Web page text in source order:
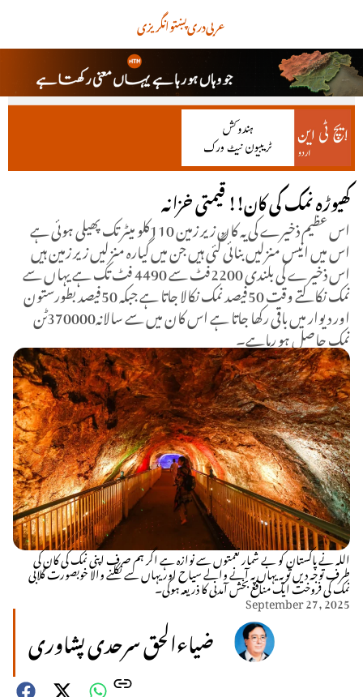
انگریزیپښتودریعربی
کھیوڑہ نمک کی کان!! قیمتی خزانہ
اس عظیم ذخیرے کی یہ کان زیر زمین 110کلو میٹر تک پھیلی ہوئی ہے
اس میں انیس منزلیں بنائی گئی ہیں جن میں گیارہ منزلیں زیر زمین ہیں
اس ذخیرے کی بلندی 2200فٹ سے 4490 فٹ تک ہے یہاں سے
نمک نکالتے وقت 50فیصد نمک نکالا جاتا ہے جبکہ 50فیصد بطورستون
اور دیوار میں باقی رکھا جاتا ہے اس کان میں سے سالانہ370000ٹن
نمک حاصل ہو رہاہے۔
اللہ نے پاکستان کو بے شمار نعمتوں سے نوازہ ہے اگر ہم صرف اپنی نمک کی کان کی
طرف توجہ دیں تو یہ یہاں پہ آنے والے سیاح اور یہاں سے نکلنے والا خوبصورت گلابی
نمک کی فروخت ایک منافع بخش آمدنی کا ذریعہ ہوگی۔
September 27, 2025
ضیاءالحق سرحدی پشاوری